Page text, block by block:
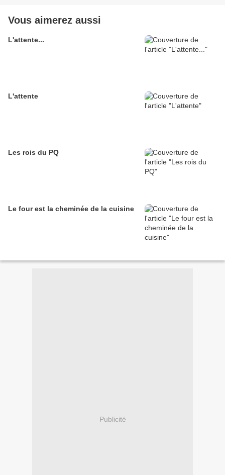
Vous aimerez aussi
L'attente...
L'attente
Les rois du PQ
Le four est la cheminée de la cuisine
Publicité